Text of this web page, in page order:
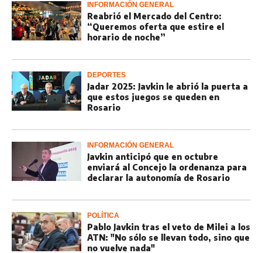
INFORMACIÓN GENERAL
Reabrió el Mercado del Centro:
“Queremos oferta que estire el
horario de noche”
DEPORTES
Jadar 2025: Javkin le abrió la puerta a
que estos juegos se queden en
Rosario
INFORMACIÓN GENERAL
Javkin anticipó que en octubre
enviará al Concejo la ordenanza para
declarar la autonomía de Rosario
POLÍTICA
Pablo Javkin tras el veto de Milei a los
ATN: "No sólo se llevan todo, sino que
no vuelve nada"